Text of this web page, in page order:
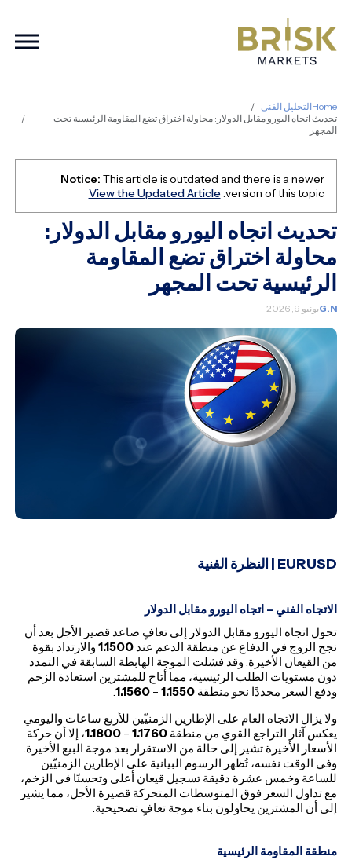
Homeالتحليل الفني
تحديث اتجاه اليورو مقابل الدولار: محاولة اختراق تضع المقاومة الرئيسية تحت
المجهر
Notice: This article is outdated and there is a newer
version of this topic.
View the Updated Article
تحديث اتجاه اليورو مقابل الدولار:
محاولة اختراق تضع المقاومة
الرئيسية تحت المجهر
G.Nيونيو 9, 2026
EURUSD | النظرة الفنية
الاتجاه الفني – اتجاه اليورو مقابل الدولار
تحول اتجاه اليورو مقابل الدولار إلى تعافٍ صاعد قصير الأجل بعد أن
نجح الزوج في الدفاع عن منطقة الدعم عند1.1500 والارتداد بقوة
من القيعان الأخيرة. وقد فشلت الموجة الهابطة السابقة في التمدد
دون مستويات الطلب الرئيسية، مما أتاح للمشترين استعادة الزخم
ودفع السعر مجددًا نحو منطقة1.1550
–
1.1560
.
ولا يزال الاتجاه العام على الإطارين الزمنيّين للأربع ساعات واليومي
يعكس آثار التراجع القوي من منطقة1.1760
–
1.1800، إلا أن حركة
الأسعار الأخيرة تشير إلى حالة من الاستقرار بعد موجة البيع الأخيرة.
وفي الوقت نفسه، تُظهر الرسوم البيانية على الإطارين الزمنيّين
للساعة وخمس عشرة دقيقة تسجيل قيعان أعلى وتحسنًا في الزخم،
مع تداول السعر فوق المتوسطات المتحركة قصيرة الأجل، مما يشير
إلى أن المشترين يحاولون بناء موجة تعافٍ تصحيحية.
منطقة المقاومة الرئيسية